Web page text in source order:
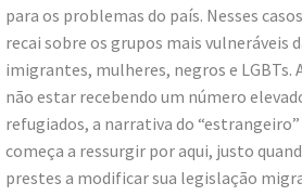
para os problemas do país. Nesses
recai sobre os grupos mais vulneráveis
imigrantes, mulheres, negros e LGBTs.
não estar recebendo um número
refugiados, a narrativa do
começa a ressurgir por aqui, justo
prestes a modificar sua legislação